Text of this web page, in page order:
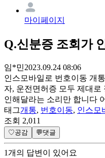
마이페이지
Q.신분증 조회가
임*민2023.09.24 08:06
인스모바일로 번호이동 개
자, 운전면허증 모두 제대
인해달라는 소리만 합니다
태그개통, 번호이동, 인스모
조회 2,011
♡공감 💬댓글
1개 의 답변이 있어요